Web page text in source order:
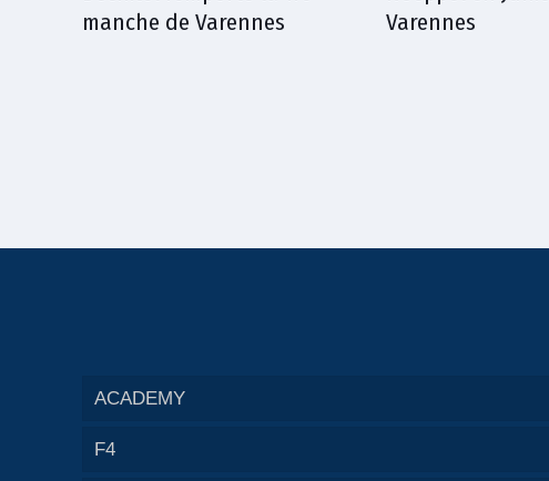
manche de Varennes
Varennes
ACADEMY
F4